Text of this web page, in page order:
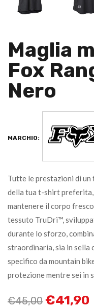
Maglia
Fox
Nero
MARCHIO:
Tutte le prestazioni di
della tua t-shirt preferita,
mantenere il corpo
tessuto TruDri™,
durante lo sforzo,
straordinaria, sia in sella
specifico da mountain
protezione mentre sei in
€45,00 €41,90